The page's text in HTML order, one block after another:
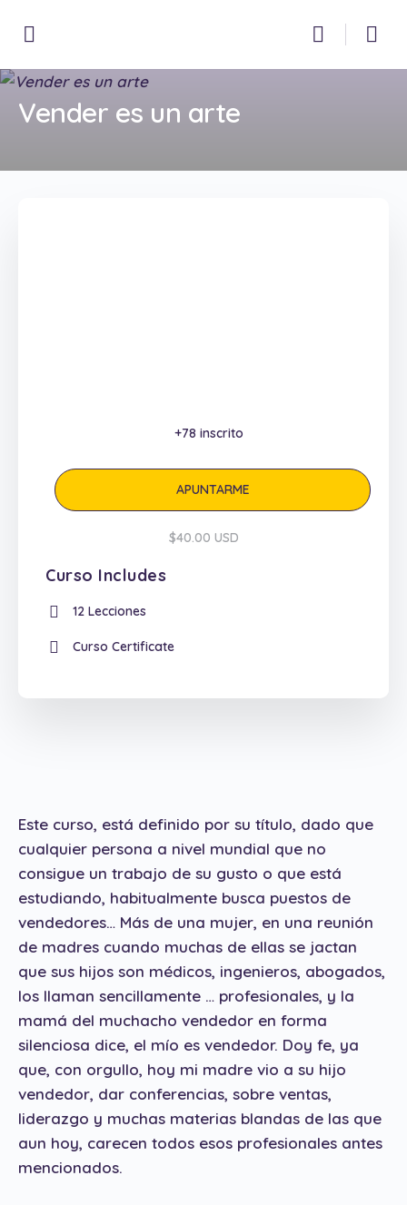
Vender es un arte
Este curso, está definido por su título, dado que
cualquier persona a nivel mundial que no
consigue un trabajo de su gusto o que está
estudiando, habitualmente busca puestos de
vendedores… Más de una mujer, en una reunión
de madres cuando muchas de ellas se jactan
que sus hijos son médicos, ingenieros, abogados,
los llaman sencillamente … profesionales, y la
mamá del muchacho vendedor en forma
silenciosa dice, el mío es vendedor. Doy fe, ya
que, con orgullo, hoy mi madre vio a su hijo
vendedor, dar conferencias, sobre ventas,
liderazgo y muchas materias blandas de las que
aun hoy, carecen todos esos profesionales antes
mencionados.
+78 inscrito
APUNTARME
$40.00 USD
Curso Includes
12 Lecciones
Curso Certificate